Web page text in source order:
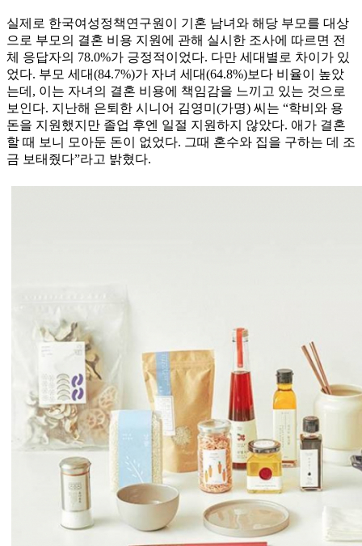
실제로 한국여성정책연구원이 기혼 남녀와 해당 부모를 대상
으로 부모의 결혼 비용 지원에 관해 실시한 조사에 따르면 전
체 응답자의 78.0%가 긍정적이었다. 다만 세대별로 차이가 있
었다. 부모 세대(84.7%)가 자녀 세대(64.8%)보다 비율이 높았
는데, 이는 자녀의 결혼 비용에 책임감을 느끼고 있는 것으로
보인다. 지난해 은퇴한 시니어 김영미(가명) 씨는 “학비와 용
돈을 지원했지만 졸업 후엔 일절 지원하지 않았다. 애가 결혼
할 때 보니 모아둔 돈이 없었다. 그때 혼수와 집을 구하는 데 조
금 보태줬다”라고 밝혔다.